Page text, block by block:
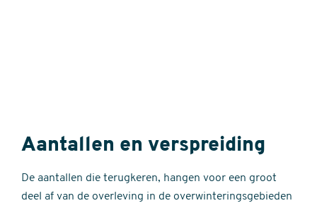
Aantallen en verspreiding
De aantallen die terugkeren, hangen voor een groot
deel af van de overleving in de overwinteringsgebieden